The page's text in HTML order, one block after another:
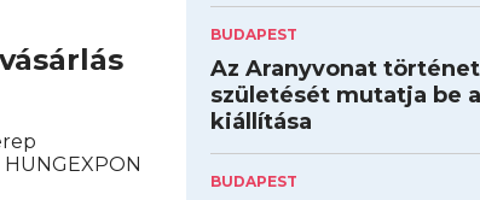
BUDAPEST
Az Aranyvonat
születését mutatja be
kiállítása
BUDAPEST